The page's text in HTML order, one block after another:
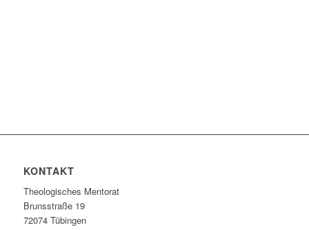
KONTAKT
Theologisches Mentorat
Brunsstraße 19
72074 Tübingen